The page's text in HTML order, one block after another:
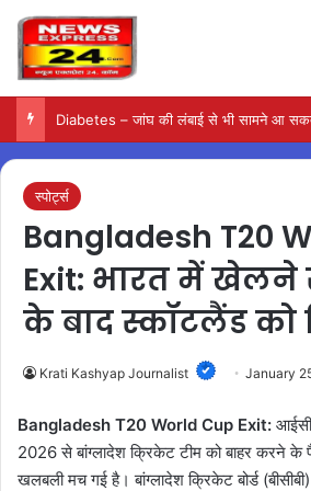
स्पोर्ट्स
Bangladesh T20
Exit: भारत में खेलने
के बाद स्कॉटलैंड को
Krati Kashyap Journalist January
Bangladesh T20 World Cup Exit:
2026 से बांग्लादेश क्रिकेट टीम को बाहर करने
खलबली मच गई है। बांग्लादेश क्रिकेट बोर्ड